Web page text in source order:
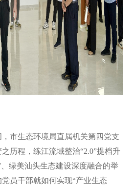
生态环境局直属机关第四党支
历程，练江流域整治“2.0”提档升
绿美汕头生态建设深度融合的举
员干部就如何实现“产业生态